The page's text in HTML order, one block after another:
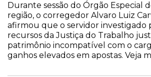
Durante sessão do Órgão Especial
região, o corregedor Alvaro Luiz
afirmou que o servidor investigado
recursos da Justiça do Trabalho
patrimônio incompatível com o
ganhos elevados em apostas. Veja